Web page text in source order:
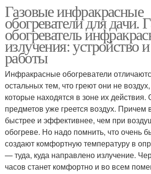
Газовые инфракрасные
обогреватели для дачи.
обогреватель
излучения: устройство
работы
Инфракрасные обогреватели
остальных тем, что греют они не
которые находятся в зоне их действия.
предметов уже греется воздух. Причем
быстрее и эффективнее, чем при
обогреве. Но надо помнить, что очень
создают комфортную температуру в
— туда, куда направлено излучение.
часов станет комфортно и во всем